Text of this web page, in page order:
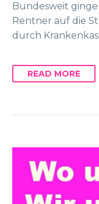
Bundesweit
Rentner auf die
durch
READ MORE